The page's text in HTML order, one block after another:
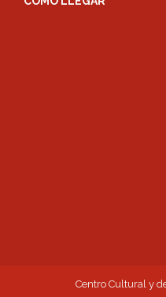
Centro Cultural y